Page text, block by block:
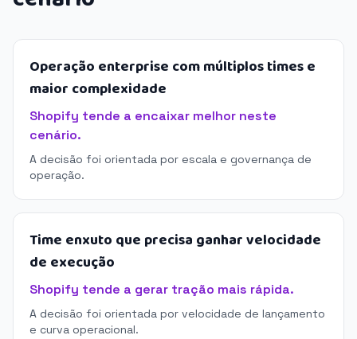
Operação enterprise com múltiplos times e
maior complexidade
Shopify tende a encaixar melhor neste
cenário.
A decisão foi orientada por escala e governança de
operação.
Time enxuto que precisa ganhar velocidade
de execução
Shopify tende a gerar tração mais rápida.
A decisão foi orientada por velocidade de lançamento
e curva operacional.